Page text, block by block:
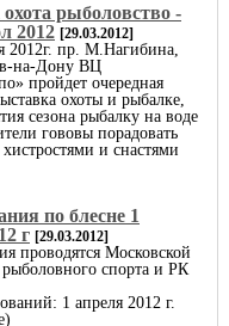
рыболовство -
2012 [29.03.2012]
2012г. пр. М.Нагибина,
на-Дону ВЦ
пройдет очередная
охоты и рыбалке,
сезона рыбалку на воде
гововы порадовать
и снастями
по блесне 1
г [29.03.2012]
проводятся Московской
спорта и РК
1 апреля 2012 г.